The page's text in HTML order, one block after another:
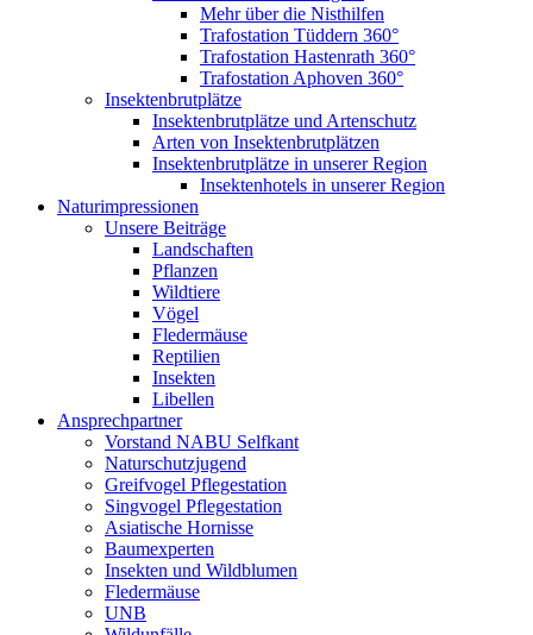
Mehr über die Nisthilfen
Trafostation Tüddern 360°
Trafostation Hastenrath 360°
Trafostation Aphoven 360°
Insektenbrutplätze
Insektenbrutplätze und Artenschutz
Arten von Insektenbrutplätzen
Insektenbrutplätze in unserer Region
Insektenhotels in unserer Region
Naturimpressionen
Unsere Beiträge
Landschaften
Pflanzen
Wildtiere
Vögel
Fledermäuse
Reptilien
Insekten
Libellen
Ansprechpartner
Vorstand NABU Selfkant
Naturschutzjugend
Greifvogel Pflegestation
Singvogel Pflegestation
Asiatische Hornisse
Baumexperten
Insekten und Wildblumen
Fledermäuse
UNB